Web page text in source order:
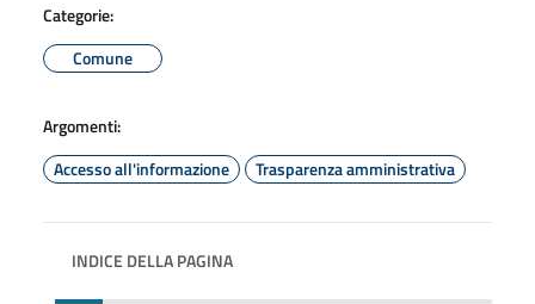
Categorie:
Comune
Argomenti:
Accesso all'informazione
Trasparenza amministrativa
INDICE DELLA PAGINA